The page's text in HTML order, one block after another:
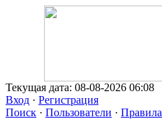
Текущая дата: 08-08-2026 06:08
Вход · Регистрация
Поиск · Пользователи · Правила